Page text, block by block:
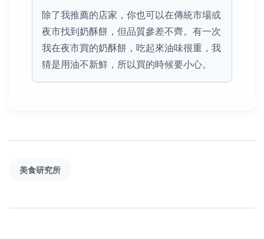
除了我推薦的店家，你也可以在傳統市場或
夜市找到奶酥餅，但品質參差不齊。有一次
我在夜市買的奶酥餅，吃起來油味很重，我
猜是用油不新鮮，所以買的時候要小心。
美食研究所